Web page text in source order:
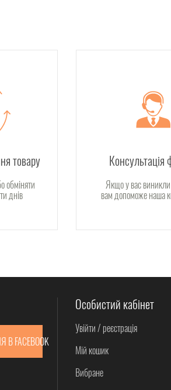
товару
обміняти
днів
Консультація
Якщо у вас
вам допоможе наша
FACEBOOK
Особистий кабінет
Увійти / реєстрація
Мій кошик
Вибране